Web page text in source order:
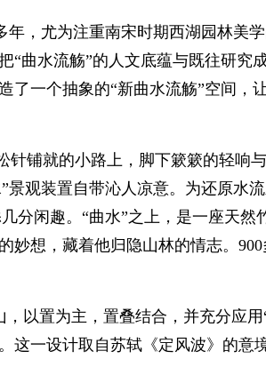
，尤为注重南宋时期西湖园林美
曲水流觞”的人文底蕴与既往研究
一个抽象的“新曲水流觞”空间，
铺就的小路上，脚下簌簌的轻响
观装置自带沁人凉意。为还原水
闲趣。“曲水”之上，是一座天然
想，藏着他归隐山林的情志。
以置为主，置叠结合，并充分应用
一设计取自苏轼《定风波》的意